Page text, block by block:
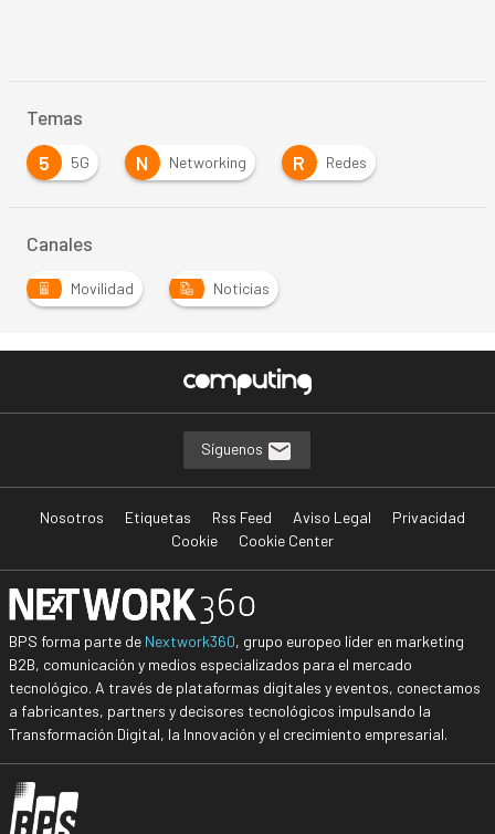
Temas
5
5G N Networking R Redes
Canales
Movilidad Noticias
Síguenos
Nosotros Etiquetas Rss Feed Aviso Legal
Privacidad
Cookie
Cookie Center
BPS forma parte de Nextwork360, grupo europeo líder en marketing
B2B, comunicación y medios especializados para el mercado
tecnológico. A través de plataformas digitales y eventos, conectamos
a fabricantes, partners y decisores tecnológicos impulsando la
Transformación Digital, la Innovación y el crecimiento empresarial.